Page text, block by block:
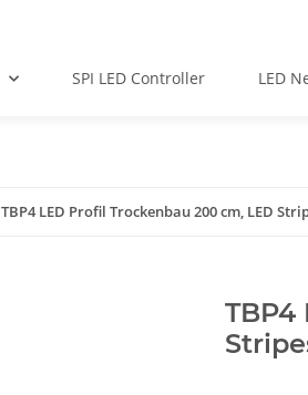
SPI LED Controller LED
TBP4 LED Profil Trockenbau 200 cm, LED
TBP4